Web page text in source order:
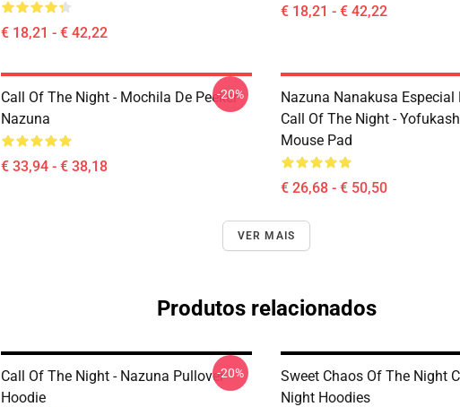
€ 18,21 - € 42,22
€ 18,21 - € 42,22
Call Of The Night - Mochila De Peeker
Nazuna
€ 33,94 - € 38,18
-20%
Nazuna Nanakusa Especial
Call Of The Night -
Mouse Pad
€ 26,68 - € 50,50
VER MAIS
Produtos relacionados
Call Of The Night - Nazuna Pullover
Hoodie
-20%
Sweet Chaos Of The Night
Night Hoodies